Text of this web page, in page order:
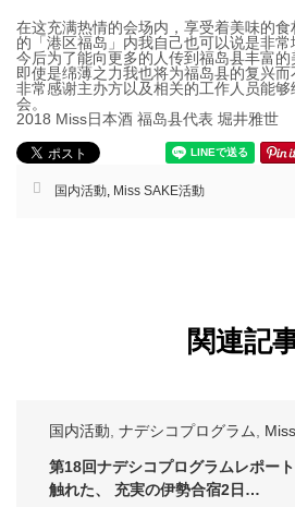
在这充满热情的会场内，享受着美味的
的「港区福岛」内我自己也可以说是非常
今后为了能向更多的人传到福岛县丰富的
即使是绵薄之力我也将为福岛县的复兴而
非常感谢主办方以及相关的工作人员能
会。
2018 Miss日本酒 福岛县代表 堀井雅世
国内活動, Miss SAKE活動
関連記
国内活動 ナデシコプログラム
第18回ナデシコプログラムレポー
触れた、 充実の伊勢合宿2日…